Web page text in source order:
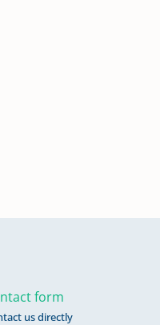
form
us directly